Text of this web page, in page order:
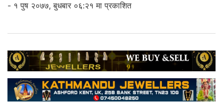
- १ पुष २०७७, बुधबार ०६:२१ मा प्रकाशित